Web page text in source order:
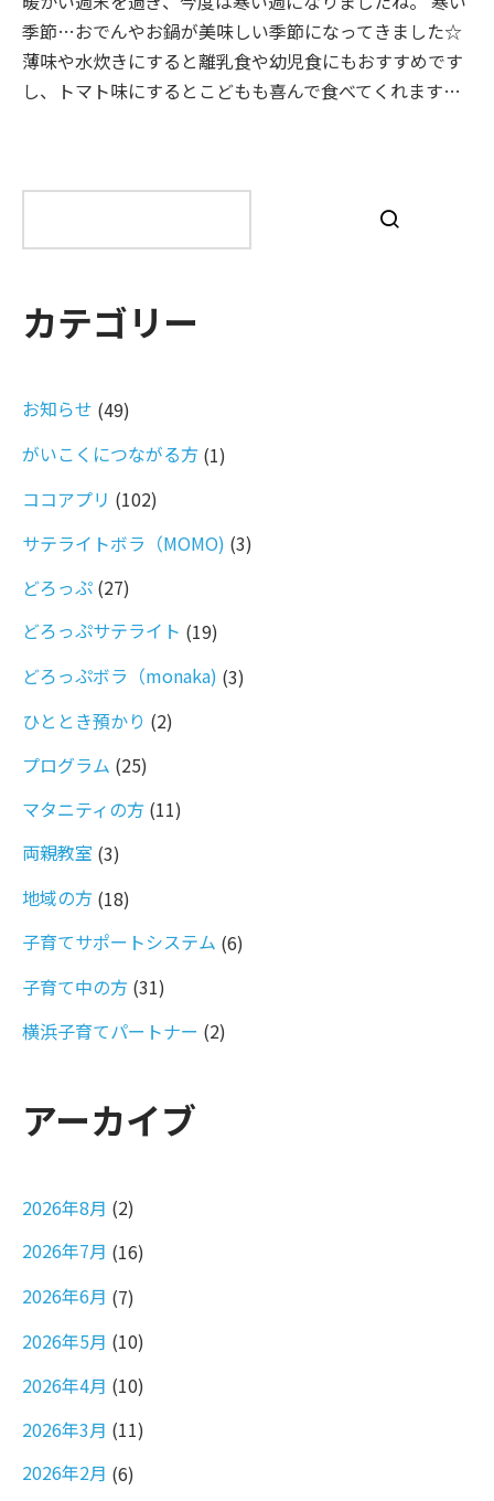
季節…おでんやお鍋が美味しい季節になってきました☆
薄味や水炊きにすると離乳食や幼児食にもおすすめです
し、トマト味にするとこどもも喜んで食べてくれます…
カテゴリー
お知らせ (49)
がいこくにつながる方 (1)
ココアプリ (102)
サテライトボラ（MOMO) (3)
どろっぷ (27)
どろっぷサテライト (19)
どろっぷボラ（monaka) (3)
ひととき預かり (2)
プログラム (25)
マタニティの方 (11)
両親教室 (3)
地域の方 (18)
子育てサポートシステム (6)
子育て中の方 (31)
横浜子育てパートナー (2)
アーカイブ
2026年8月 (2)
2026年7月 (16)
2026年6月 (7)
2026年5月 (10)
2026年4月 (10)
2026年3月 (11)
2026年2月 (6)